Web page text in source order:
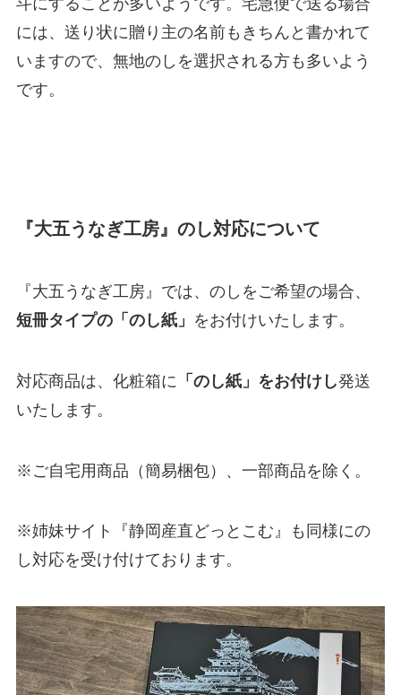
には、送り状に贈り主の名前もきちんと書かれて
いますので、無地のしを選択される方も多いよう
です。
『大五うなぎ工房』のし対応について
『大五うなぎ工房』では、のしをご希望の場合、
短冊タイプの「のし紙」 をお付けいたします。
対応商品は、化粧箱に 「のし紙」をお付けし発送
いたします。
※ご自宅用商品（簡易梱包）、一部商品を除く。
※姉妹サイト『静岡産直どっとこむ』も同様にの
し対応を受け付けております。